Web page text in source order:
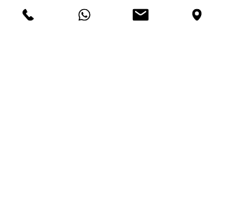
Solicitud de reserva